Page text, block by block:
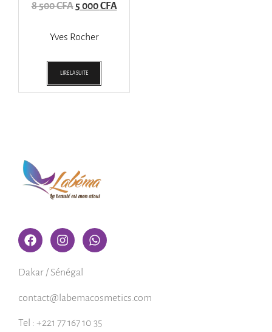
En1
8 500CFA 5 000CFA
Yves Rocher
LIRE LA SUITE
Dakar / Sénégal
contact@labemacosmetics.com
Tel : +221 77 167 10 35